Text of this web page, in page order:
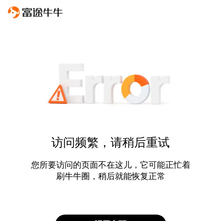
访问频繁，请稍后重试
您所要访问的页面不在这儿，它可能正忙着
刷牛牛圈，稍后就能恢复正常